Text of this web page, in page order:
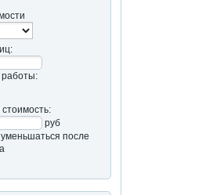
руб
после